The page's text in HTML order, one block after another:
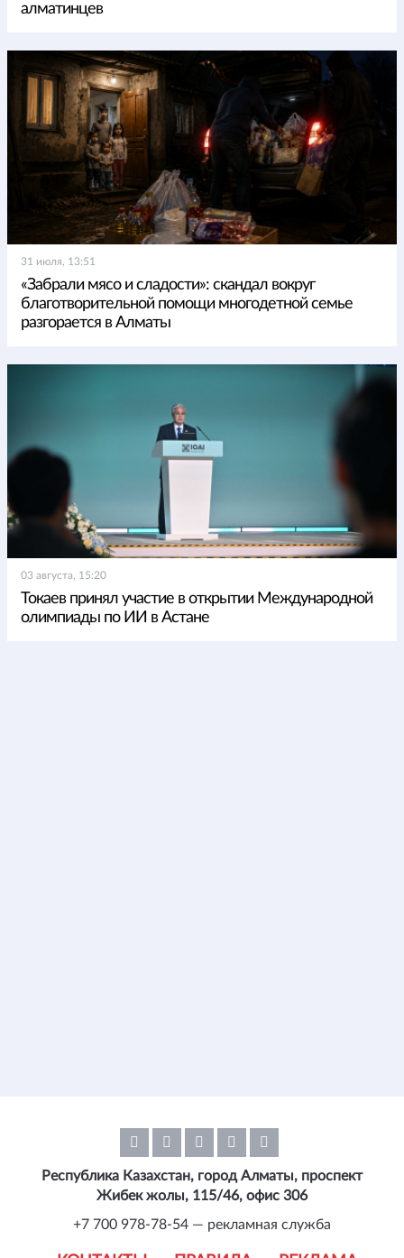
алматинцев
31 июля, 13:51
«Забрали мясо и сладости»: скандал вокруг
благотворительной помощи многодетной семье
разгорается в Алматы
03 августа, 15:20
Токаев принял участие в открытии Международной
олимпиады по ИИ в Астане
Республика Казахстан, город Алматы, проспект
Жибек жолы, 115/46, офис 306
+7 700 978-78-54 — рекламная служба